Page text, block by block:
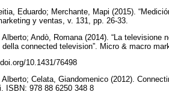
Eduardo; Merchante, Mapi (2015).
y ventas, v. 131, pp. 26-33.
Alberto; Andò, Romana (2014). “La
della connected television”. Micro & macro
10.1431/76498
Alberto; Celata, Giandomenico (2012).
ISBN: 978 88 6250 348 8